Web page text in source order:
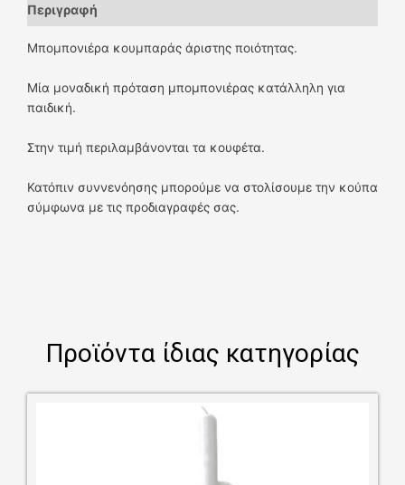
Περιγραφή
Μπομπονιέρα κουμπαράς άριστης ποιότητας.
Μία μοναδική πρόταση μπομπονιέρας κατάλληλη για
παιδική.
Στην τιμή περιλαμβάνονται τα κουφέτα.
Κατόπιν συννενόησης μπορούμε να στολίσουμε την κούπα
σύμφωνα με τις προδιαγραφές σας.
Προϊόντα ίδιας κατηγορίας